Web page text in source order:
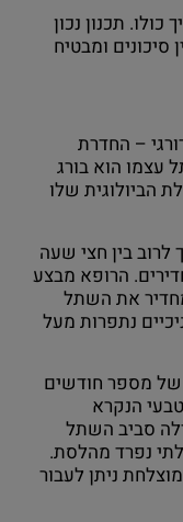
תכנון נכון
סיכונים ומבטיח
– החדרת
הוא בורג
הביולוגית שלו
בין חצי שעה
הרופא מבצע
את השתל
נתפרות מעל
מספר חודשים
הנקרא
סביב השתל
נפרד מהלסת.
ניתן לעבור